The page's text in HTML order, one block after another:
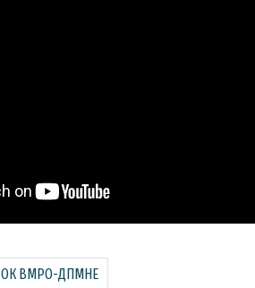
ОК ВМРО-ДПМНЕ